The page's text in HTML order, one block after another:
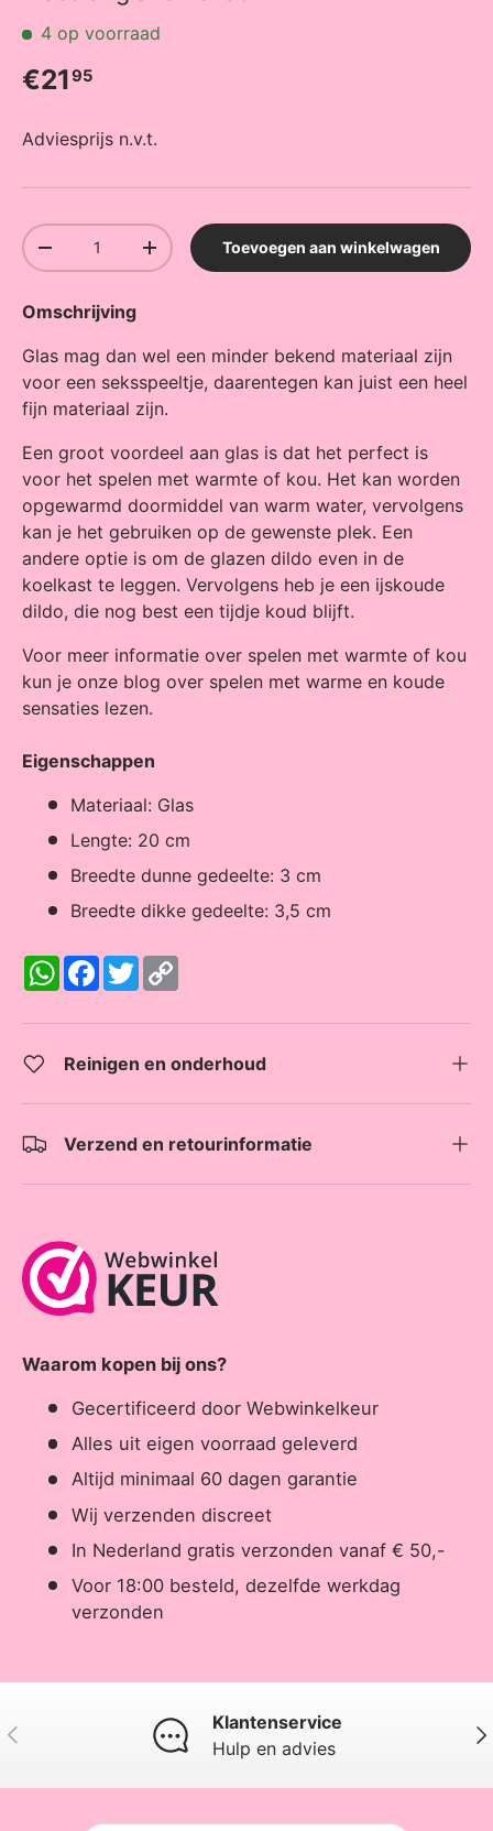
4 op voorraad
Reguliere prijs
€2195
Adviesprijs n.v.t.
Aantal
Verlaag de hoeveelheidVerhoog de hoeveelheid
Toevoegen aan winkelwagen
Omschrijving
Glas mag dan wel een minder bekend materiaal zijn
voor een seksspeeltje, daarentegen kan juist een heel
fijn materiaal zijn.
Een groot voordeel aan glas is dat het perfect is
voor het spelen met warmte of kou. Het kan worden
opgewarmd doormiddel van warm water, vervolgens
kan je het gebruiken op de gewenste plek. Een
andere optie is om de glazen dildo even in de
koelkast te leggen. Vervolgens heb je een ijskoude
dildo, die nog best een tijdje koud blijft.
Voor meer informatie over spelen met warmte of kou
kun je onze blog over spelen met warme en koude
sensaties lezen.
Eigenschappen
Materiaal: Glas
Lengte: 20 cm
Breedte dunne gedeelte: 3 cm
Breedte dikke gedeelte: 3,5 cm
W
h
t
A
p
F
a
e
o
o
T
w
t
r
y
n
Reinigen en onderhoud
Verzend en retourinformatie
Waarom kopen bij ons?
Gecertificeerd door Webwinkelkeur
Alles uit eigen voorraad geleverd
Altijd minimaal 60 dagen garantie
Wij verzenden discreet
In Nederland gratis verzonden vanaf € 50,-
Voor 18:00 besteld, dezelfde werkdag
verzonden
Vorige
Klantenservice
Hulp en advies